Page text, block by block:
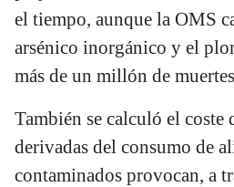
el tiempo, aunque la OMS
arsénico inorgánico y el
más de un millón de
También se calculó el coste
derivadas del consumo de
contaminados provocan, a